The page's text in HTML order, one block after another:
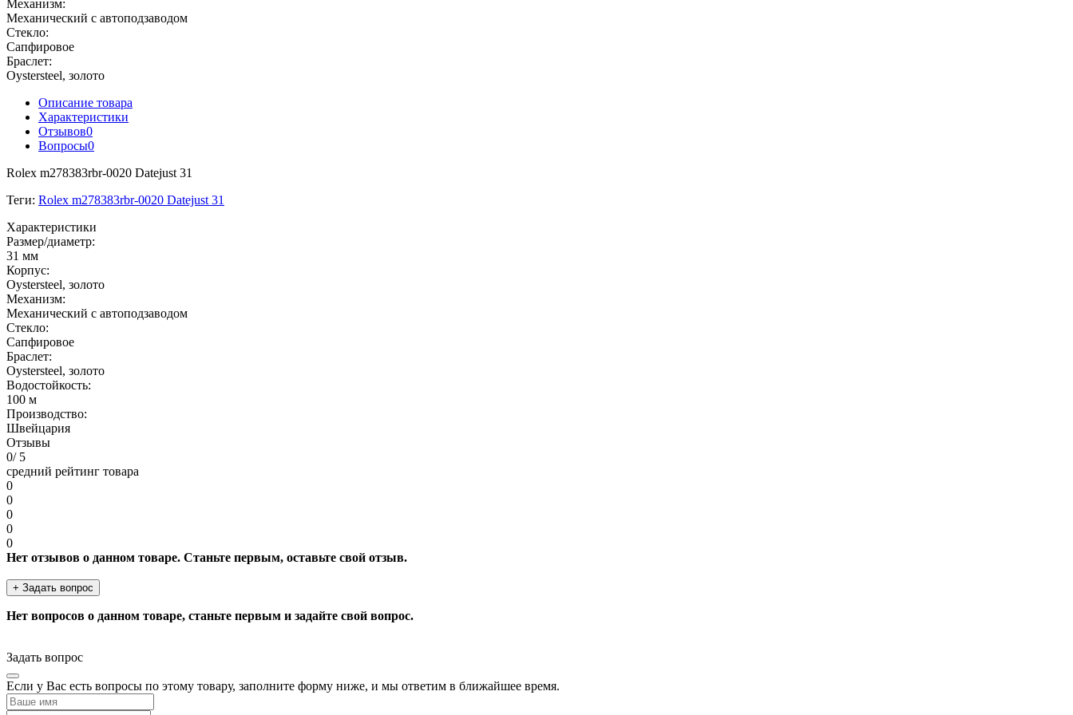
Механизм:
Механический с автоподзаводом
Стекло:
Сапфировое
Браслет:
Oystersteel, золото
Описание товара
Характеристики
Отзывов0
Вопросы0
Rolex m278383rbr-0020 Datejust 31
Теги: Rolex m278383rbr-0020 Datejust 31
Характеристики
Размер/диаметр:
31 мм
Корпус:
Oystersteel, золото
Механизм:
Механический с автоподзаводом
Стекло:
Сапфировое
Браслет:
Oystersteel, золото
Водостойкость:
100 м
Производство:
Швейцария
Отзывы
0/ 5
средний рейтинг товара
0
0
0
0
0
Нет отзывов о данном товаре. Станьте первым, оставьте свой отзыв.
+ Задать вопрос
Нет вопросов о данном товаре, станьте первым и задайте свой вопрос.
Задать вопрос
Если у Вас есть вопросы по этому товару, заполните форму ниже, и мы ответим в ближайшее время.